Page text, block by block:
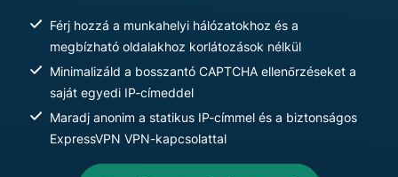
Férj hozzá a munkahelyi hálózatokhoz és a
megbízható oldalakhoz korlátozások nélkül
Minimalizáld a bosszantó CAPTCHA ellenőrzéseket a
saját egyedi IP-címeddel
Maradj anonim a statikus IP-címmel és a biztonságos
ExpressVPN VPN-kapcsolattal